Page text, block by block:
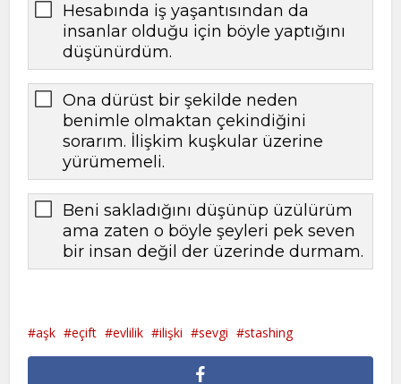
Hesabında iş yaşantısından da
insanlar olduğu için böyle yaptığını
düşünürdüm.
Ona dürüst bir şekilde neden
benimle olmaktan çekindiğini
sorarım. İlişkim kuşkular üzerine
yürümemeli.
Beni sakladığını düşünüp üzülürüm
ama zaten o böyle şeyleri pek seven
bir insan değil der üzerinde durmam.
aşk eçift evlilik ilişki sevgi stashing